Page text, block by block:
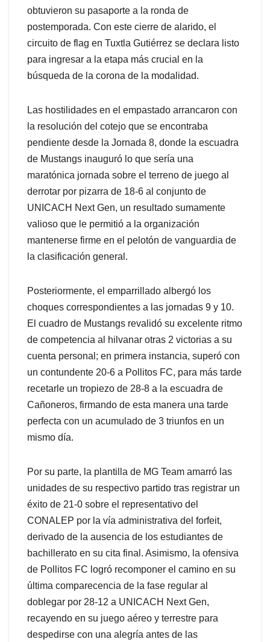
obtuvieron su pasaporte a la ronda de
postemporada. Con este cierre de alarido, el
circuito de flag en Tuxtla Gutiérrez se declara listo
para ingresar a la etapa más crucial en la
búsqueda de la corona de la modalidad.
Las hostilidades en el empastado arrancaron con
la resolución del cotejo que se encontraba
pendiente desde la Jornada 8, donde la escuadra
de Mustangs inauguró lo que sería una
maratónica jornada sobre el terreno de juego al
derrotar por pizarra de 18-6 al conjunto de
UNICACH Next Gen, un resultado sumamente
valioso que le permitió a la organización
mantenerse firme en el pelotón de vanguardia de
la clasificación general.
Posteriormente, el emparrillado albergó los
choques correspondientes a las jornadas 9 y 10.
El cuadro de Mustangs revalidó su excelente ritmo
de competencia al hilvanar otras 2 victorias a su
cuenta personal; en primera instancia, superó con
un contundente 20-6 a Pollitos FC, para más tarde
recetarle un tropiezo de 28-8 a la escuadra de
Cañoneros, firmando de esta manera una tarde
perfecta con un acumulado de 3 triunfos en un
mismo día.
Por su parte, la plantilla de MG Team amarró las
unidades de su respectivo partido tras registrar un
éxito de 21-0 sobre el representativo del
CONALEP por la vía administrativa del forfeit,
derivado de la ausencia de los estudiantes de
bachillerato en su cita final. Asimismo, la ofensiva
de Pollitos FC logró recomponer el camino en su
última comparecencia de la fase regular al
doblegar por 28-12 a UNICACH Next Gen,
recayendo en su juego aéreo y terrestre para
despedirse con una alegría antes de las